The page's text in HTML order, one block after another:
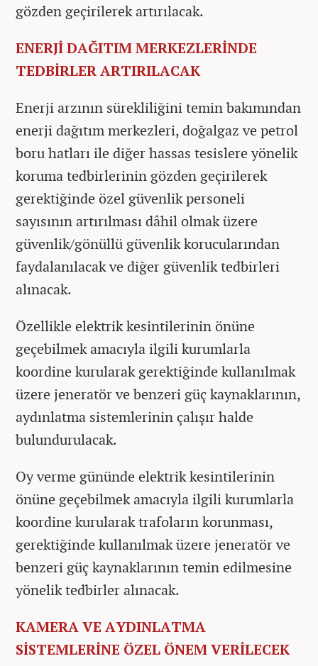
gözden geçirilerek artırılacak.
ENERJİ DAĞITIM MERKEZLERİNDE
TEDBİRLER ARTIRILACAK
Enerji arzının sürekliliğini temin bakımından
enerji dağıtım merkezleri, doğalgaz ve petrol
boru hatları ile diğer hassas tesislere yönelik
koruma tedbirlerinin gözden geçirilerek
gerektiğinde özel güvenlik personeli
sayısının artırılması dâhil olmak üzere
güvenlik/gönüllü güvenlik korucularından
faydalanılacak ve diğer güvenlik tedbirleri
alınacak.
Özellikle elektrik kesintilerinin önüne
geçebilmek amacıyla ilgili kurumlarla
koordine kurularak gerektiğinde kullanılmak
üzere jeneratör ve benzeri güç kaynaklarının,
aydınlatma sistemlerinin çalışır halde
bulundurulacak.
Oy verme gününde elektrik kesintilerinin
önüne geçebilmek amacıyla ilgili kurumlarla
koordine kurularak trafoların korunması,
gerektiğinde kullanılmak üzere jeneratör ve
benzeri güç kaynaklarının temin edilmesine
yönelik tedbirler alınacak.
KAMERA VE AYDINLATMA
SİSTEMLERİNE ÖZEL ÖNEM VERİLECEK